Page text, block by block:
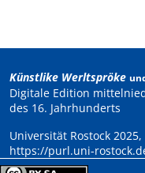
Künstlike Werltspröke
Digitale Edition
des 16. Jahrhunderts
Universität Rostock 2025,
https://purl.uni-